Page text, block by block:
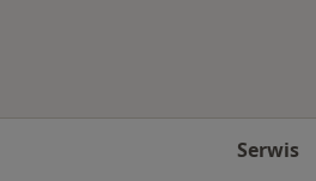
Serwis